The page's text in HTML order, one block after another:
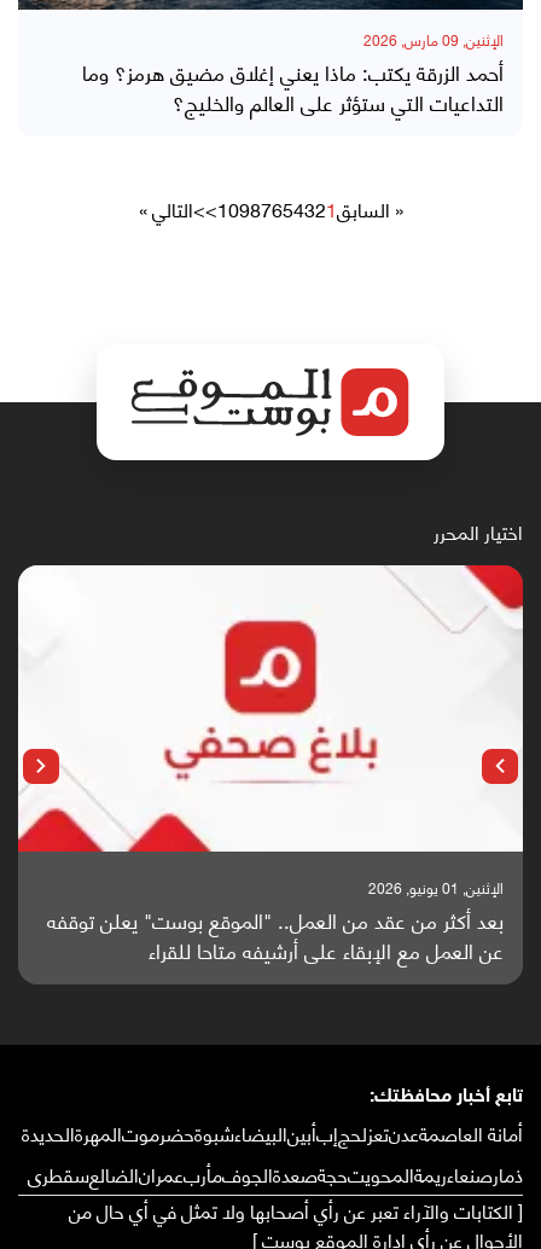
الإثنين, 09 مارس, 2026
أحمد الزرقة يكتب: ماذا يعني إغلاق مضيق هرمز؟ وما
التداعيات التي ستؤثر على العالم والخليج؟
« السابق1
2
3
4
5
6
7
8
9
10
>>التالي »
اختيار المحرر
الإثنين, 25 مايو, 2026
باحثون من اليمن يدخلون سباق أبحاث ألزهايمر بدراسة
واعدة منشورة عالميا (ترجمة)
تابع أخبار محافظتك:
أمانة العاصمةعدنتعزلحجإبأبينالبيضاءشبوةحضرموتالمهرةالحديدة
ذمارصنعاءريمةالمحويتحجةصعدةالجوفمأربعمرانالضالعسقطرى
[ الكتابات والآراء تعبر عن رأي أصحابها ولا تمثل في أي حال من
الأحوال عن رأي إدارة الموقع بوست ]